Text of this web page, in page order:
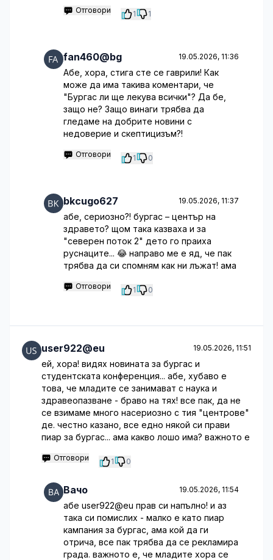
Отговори 1 1
fan460@bg 19.05.2026, 11:36
Абе, хора, стига сте се гаврили! Как
може да има такива коментари, че
"Бургас ли ще лекува всички"? Да бе,
защо не? Защо винаги трябва да
гледаме на добрите новини с
недоверие и скептицизъм?!
Отговори 1 0
bkcugo627 19.05.2026, 11:37
абе, сериозно?! бургас – център на
здравето? щом така казваха и за
"северен поток 2" дето го праиха
руснаците... 😂 направо ме е яд, че пак
трябва да си спомням как ни лъжат! ама
Отговори 1 0
user922@eu 19.05.2026, 11:51
ей, хора! видях новината за бургас и
студентската конференция... абе, хубаво е
това, че младите се занимават с наука и
здравеопазване - браво на тях! все пак, да не
се взимаме много насериозно с тия "центрове"
де. честно казано, все едно някой си прави
пиар за бургас... ама какво лошо има? важното е
Отговори 1 0
Вачо 19.05.2026, 11:54
абе user922@eu прав си напълно! и аз
така си помислих - малко е като пиар
кампания за бургас, ама кой да ги
отрича, все пак трябва да се рекламира
града. важното е, че младите хора се